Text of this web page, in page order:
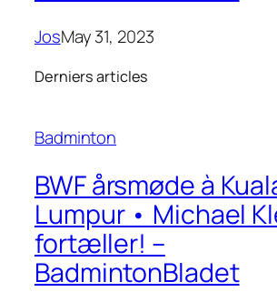
JosMay 31, 2023
Derniers articles
Badminton
BWF årsmøde à
Lumpur • Michael
fortæller! –
BadmintonBladet